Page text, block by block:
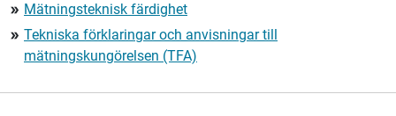
double_arrow Mätningsteknisk färdighet
double_arrow Tekniska förklaringar och anvisningar till
mätningskungörelsen (TFA)